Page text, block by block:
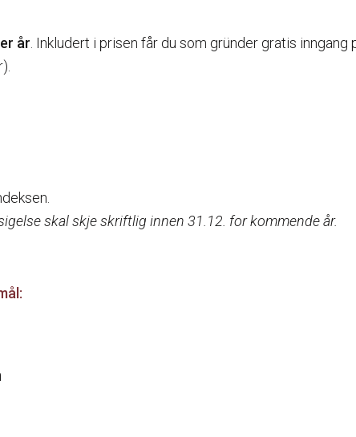
år . Inkludert i prisen får du som gründer gratis
skal skje skriftlig innen 31.12. for kommende år.